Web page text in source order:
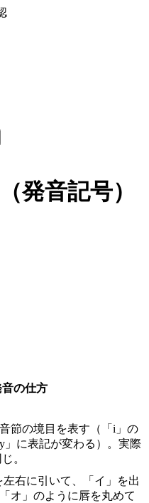
発音記号）
音の仕方
節の境目を表す（「i」の
に表記が変わる）。実際
。
左右に引いて、「イ」を出
オ」のように唇を丸めて